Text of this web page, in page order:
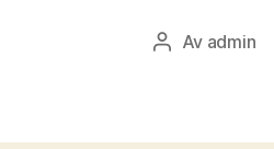
Av admin